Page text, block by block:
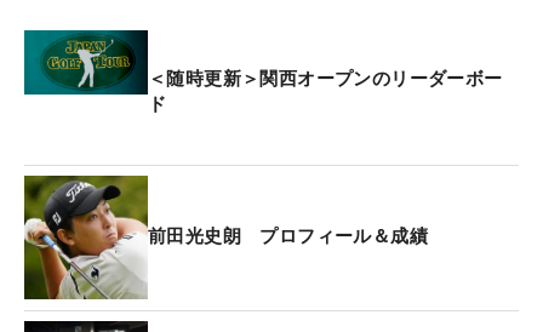
し、微妙な1メートルとか1.5メートルもきっちり沈
められました」。多くの選手はグリーンのラインが
読みにくいと苦戦していたが、グリーン上でストレ
今季はパットに自信を持っている。「去年はパター
をコロコロ替えていましたが、一通り全部やってみ
て自分に合うものが分かりました。今季は開幕から
同じパターでやっています」と話す。大学時代から
＜随時更新＞関西オープンのリーダーボー
ド
前田光史朗 プロフィール＆成績